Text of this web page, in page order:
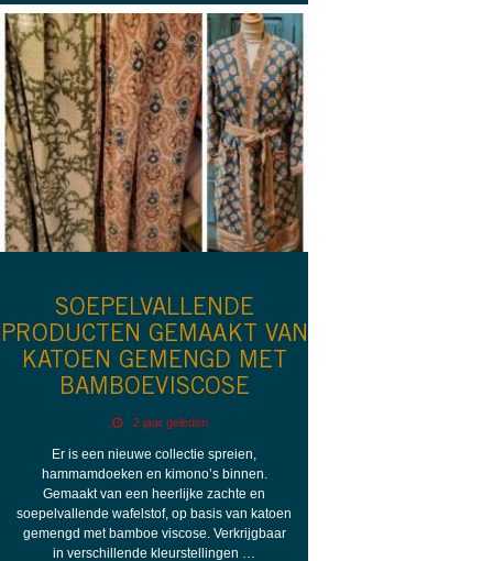
SOEPELVALLENDE
PRODUCTEN GEMAAKT VAN
KATOEN GEMENGD MET
BAMBOEVISCOSE
2 jaar geleden
Er is een nieuwe collectie spreien,
hammamdoeken en kimono’s binnen.
Gemaakt van een heerlijke zachte en
soepelvallende wafelstof, op basis van katoen
gemengd met bamboe viscose. Verkrijgbaar
in verschillende kleurstellingen …